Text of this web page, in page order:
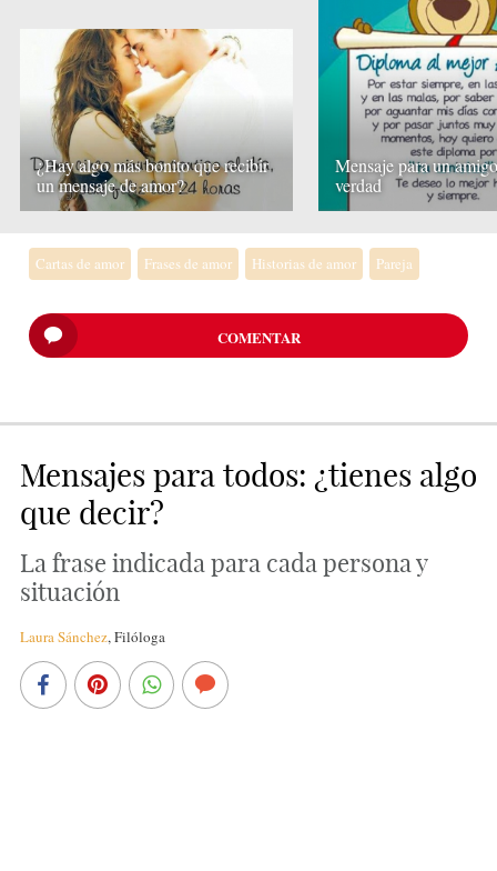
¿Hay algo más bonito que recibir
un mensaje de amor?
Mensaje para un
verdad
Cartas de amor Frases de amor Historias de amor Pareja
COMENTAR
Mensajes para todos: ¿tienes algo
que decir?
La frase indicada para cada persona y
situación
Laura Sánchez,Filóloga